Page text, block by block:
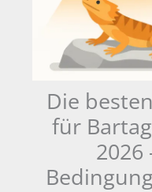
Die
für
2026